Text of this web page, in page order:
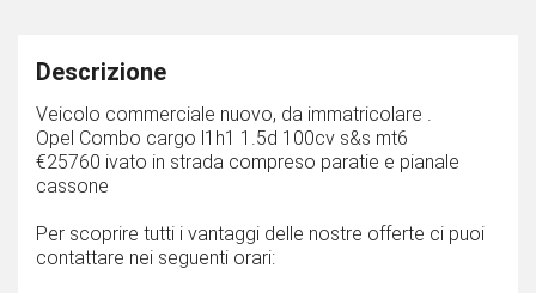
Descrizione
Veicolo commerciale nuovo, da immatricolare .
Opel Combo cargo l1h1 1.5d 100cv s&s mt6
€25760 ivato in strada compreso paratie e pianale
cassone
Per scoprire tutti i vantaggi delle nostre offerte ci puoi
contattare nei seguenti orari: